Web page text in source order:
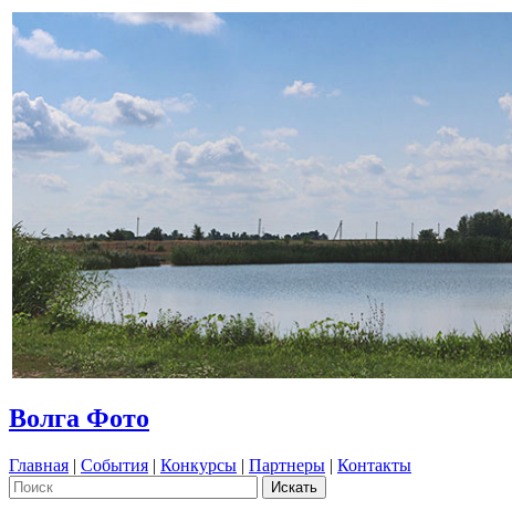
Волга Фото
Главная | События | Конкурсы | Партнеры | Контакты